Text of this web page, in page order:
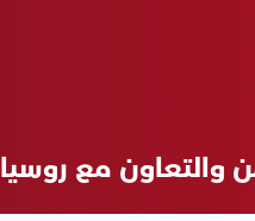
والتعاون مع روسيا